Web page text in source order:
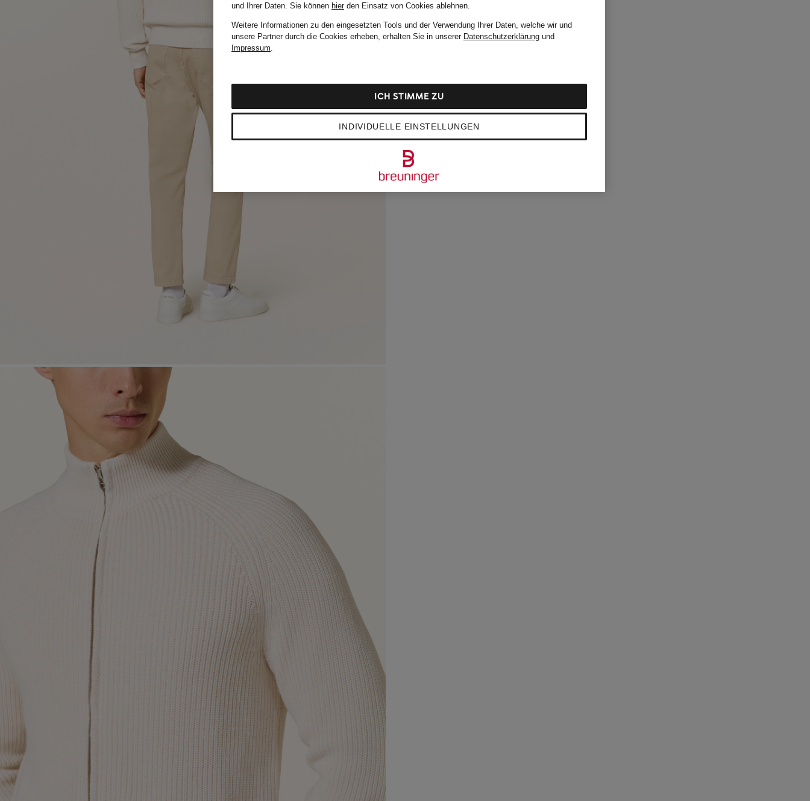
und Ihrer Daten. Sie können hierden Einsatz von Cookies ablehnen.
Weitere Informationen zu den eingesetzten Tools und der Verwendung Ihrer Daten, welche wir und
unsere Partner durch die Cookies erheben, erhalten Sie in unserer Datenschutzerklärung und
Impressum.
INDIVIDUELLE EINSTELLUNGEN
ICH STIMME ZU